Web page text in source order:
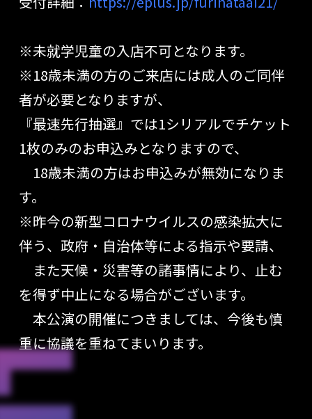
※未就学児童の入店不可となります。
※18歳未満の方のご来店には成人のご同伴
者が必要となりますが、
『最速先行抽選』では1シリアルでチケット
1枚のみのお申込みとなりますので、
18歳未満の方はお申込みが無効になりま
す。
※昨今の新型コロナウイルスの感染拡大に
伴う、政府・自治体等による指示や要請、
また天候・災害等の諸事情により、止む
を得ず中止になる場合がございます。
本公演の開催につきましては、今後も慎
重に協議を重ねてまいります。